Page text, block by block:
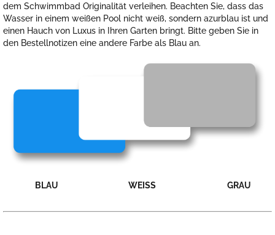
dem Schwimmbad Originalität verleihen. Beachten Sie, dass das
Wasser in einem weißen Pool nicht weiß, sondern azurblau ist und
einen Hauch von Luxus in Ihren Garten bringt. Bitte geben Sie in
den Bestellnotizen eine andere Farbe als Blau an.
BLAU WEISS GRAU